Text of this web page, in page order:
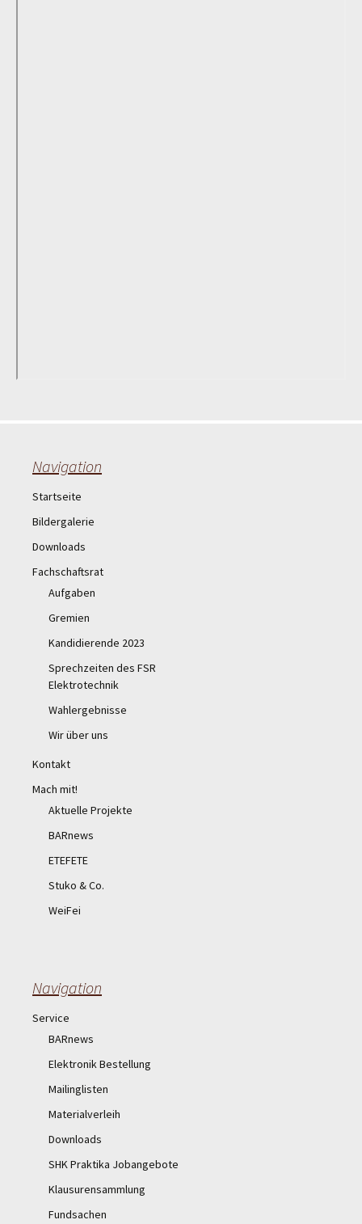
Navigation
Startseite
Bildergalerie
Downloads
Fachschaftsrat
Aufgaben
Gremien
Kandidierende 2023
Sprechzeiten des FSR
Elektrotechnik
Wahlergebnisse
Wir über uns
Kontakt
Mach mit!
Aktuelle Projekte
BARnews
ETEFETE
Stuko & Co.
WeiFei
Navigation
Service
BARnews
Elektronik Bestellung
Mailinglisten
Materialverleih
Downloads
SHK Praktika Jobangebote
Klausurensammlung
Fundsachen